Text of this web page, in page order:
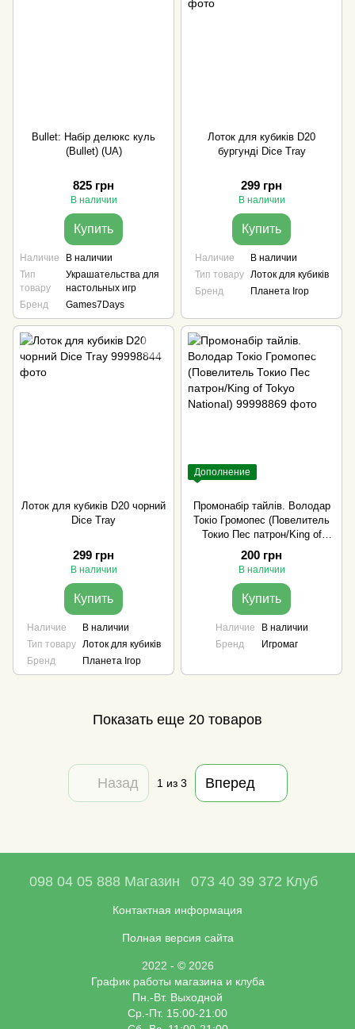
Bullet: Набір делюкс куль
(Bullet) (UA)
825 грн
В наличии
Купить
Наличие
В наличии
Тип
товару
Украшательства для
настольных игр
Бренд
Games7Days
Лоток для кубиків D20
бургунді Dice Tray
299 грн
В наличии
Купить
Наличие
В наличии
Тип товару
Лоток для кубиків
Бренд
Планета Ігор
Лоток для кубиків D20 чорний
Dice Tray
299 грн
В наличии
Купить
Наличие
В наличии
Тип товару
Лоток для кубиків
Бренд
Планета Ігор
Дополнение
Промонабір тайлів. Володар
Токіо Громопес (Повелитель
Токио Пес патрон/King of
Tokyo National)
200 грн
В наличии
Купить
Наличие
В наличии
Бренд
Игромаг
Показать еще 20 товаров
Назад 1 из 3 Вперед
098 04 05 888 Магазин 073 40 39 372 Клуб
Контактная информация
Полная версия сайта
2022 - © 2026
График работы магазина и клуба
Пн.-Вт. Выходной
Ср.-Пт. 15:00-21:00